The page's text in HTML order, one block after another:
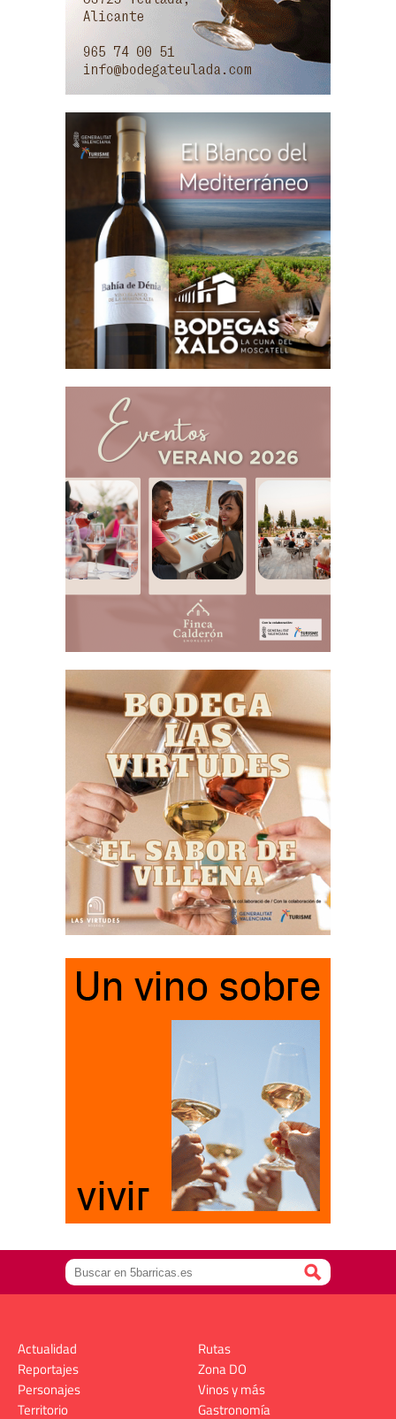
Actualidad
Reportajes
Personajes
Territorio
Rutas
Zona DO
Vinos y más
Gastronomía